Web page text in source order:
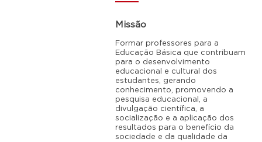
Missão
Formar professores para a
Educação Básica que contribuam
para o desenvolvimento
educacional e cultural dos
estudantes, gerando
conhecimento, promovendo a
pesquisa educacional, a
divulgação científica, a
socialização e a aplicação dos
resultados para o benefício da
sociedade e da qualidade da